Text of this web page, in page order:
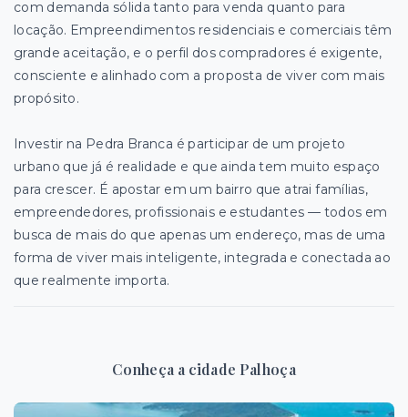
com demanda sólida tanto para venda quanto para
locação. Empreendimentos residenciais e comerciais têm
grande aceitação, e o perfil dos compradores é exigente,
consciente e alinhado com a proposta de viver com mais
propósito.
Investir na Pedra Branca é participar de um projeto
urbano que já é realidade e que ainda tem muito espaço
para crescer. É apostar em um bairro que atrai famílias,
empreendedores, profissionais e estudantes — todos em
busca de mais do que apenas um endereço, mas de uma
forma de viver mais inteligente, integrada e conectada ao
que realmente importa.
Conheça a cidade Palhoça